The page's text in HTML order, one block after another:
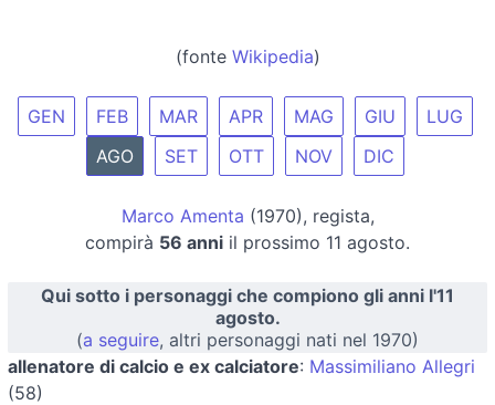
(fonte Wikipedia)
GEN FEB MAR APR MAG GIU
LUG
AGO
SET OTT NOV DIC
Marco Amenta (1970), regista,
compirà 56 anni il prossimo 11 agosto.
Qui sotto i personaggi che compiono gli anni l'11
agosto.
(a seguire, altri personaggi nati nel 1970)
allenatore di calcio e ex calciatore: Massimiliano Allegri
(58)